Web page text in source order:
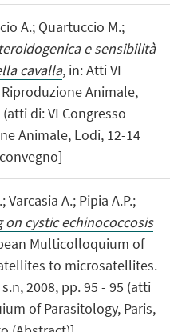
A.; Quartuccio M.;
e sensibilità
cavalla, in: Atti VI
Animale,
di: VI Congresso
Animale, Lodi, 12-14
A.; Pipia A.P.;
on cystic echinococcosis
Multicolloquium of
to microsatellites.
2008, pp. 95 - 95 (atti
of Parasitology, Paris,